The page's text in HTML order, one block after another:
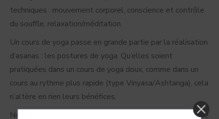
techniques : mouvement corporel, conscience et contrôle
du souffle, relaxation/méditation.
Un cours de yoga passe en grande partie par la réalisation
d’asanas : les postures de yoga. Qu’elles soient
pratiquées dans un cours de yoga doux, comme dans un
cours au rythme plus rapide (type Vinyasa/Ashtanga), cela
n’altère en rien leurs bénéfices.
Notre corps est fait pour bouger, et sa bonne santé passe